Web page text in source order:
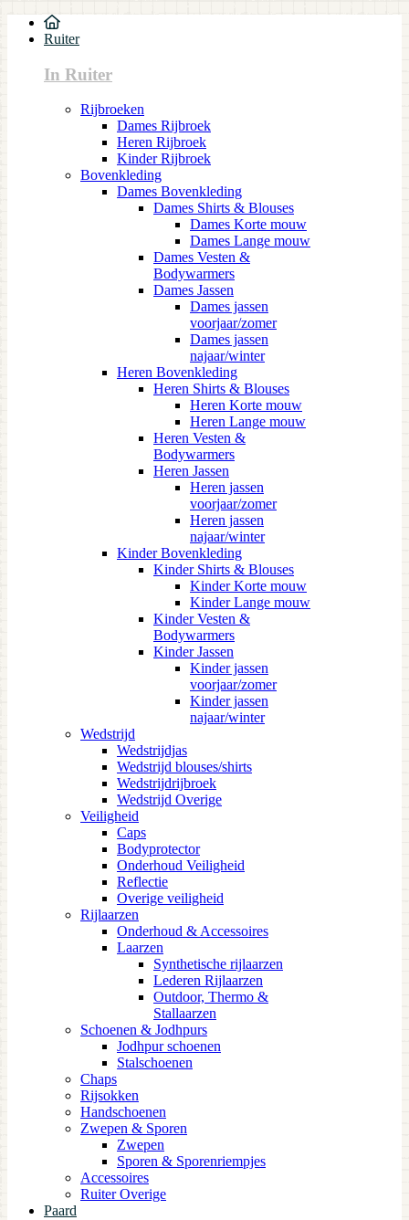
Ruiter
In Ruiter
Rijbroeken
Dames Rijbroek
Heren Rijbroek
Kinder Rijbroek
Bovenkleding
Dames Bovenkleding
Dames Shirts & Blouses
Dames Korte mouw
Dames Lange mouw
Dames Vesten &
Bodywarmers
Dames Jassen
Dames jassen
voorjaar/zomer
Dames jassen
najaar/winter
Heren Bovenkleding
Heren Shirts & Blouses
Heren Korte mouw
Heren Lange mouw
Heren Vesten &
Bodywarmers
Heren Jassen
Heren jassen
voorjaar/zomer
Heren jassen
najaar/winter
Kinder Bovenkleding
Kinder Shirts & Blouses
Kinder Korte mouw
Kinder Lange mouw
Kinder Vesten &
Bodywarmers
Kinder Jassen
Kinder jassen
voorjaar/zomer
Kinder jassen
najaar/winter
Wedstrijd
Wedstrijdjas
Wedstrijd blouses/shirts
Wedstrijdrijbroek
Wedstrijd Overige
Veiligheid
Caps
Bodyprotector
Onderhoud Veiligheid
Reflectie
Overige veiligheid
Rijlaarzen
Onderhoud & Accessoires
Laarzen
Synthetische rijlaarzen
Lederen Rijlaarzen
Outdoor, Thermo &
Stallaarzen
Schoenen & Jodhpurs
Jodhpur schoenen
Stalschoenen
Chaps
Rijsokken
Handschoenen
Zwepen & Sporen
Zwepen
Sporen & Sporenriempjes
Accessoires
Ruiter Overige
Paard